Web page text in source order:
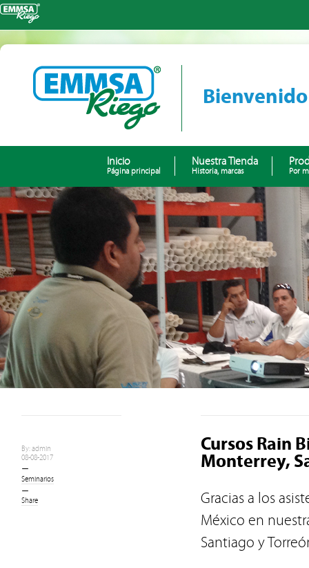
Bienvenido
Inicio
Página principal
Nuestra Tienda
Historia, marcas Por
By: admin
08-08-2017
Seminarios
Share
Cursos Rain
Monterrey,
Gracias a los
México en
Santiago y